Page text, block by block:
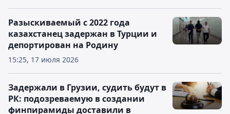
15:25, 17 июля 2026
Разыскиваемый с 2022 года
казахстанец задержан в Турции и
депортирован на Родину
Задержали в Грузии, судить будут в
РК: подозреваемую в создании
финпирамиды доставили в